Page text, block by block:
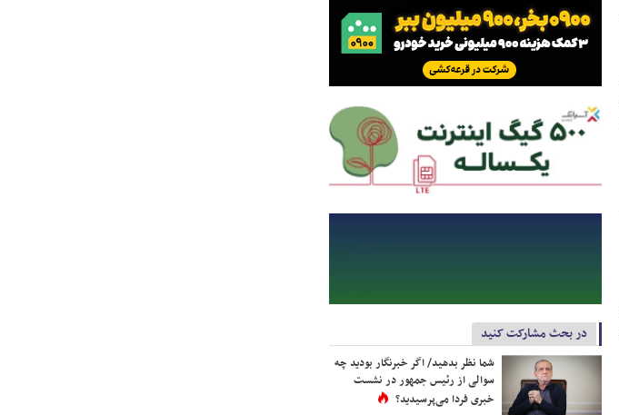
در بحث مشارکت کنید
شما نظر بدهید/ اگر خبرنگار بودید چه
سوالی از رئیس جمهور در نشست
خبری فردا می‌پرسیدید؟